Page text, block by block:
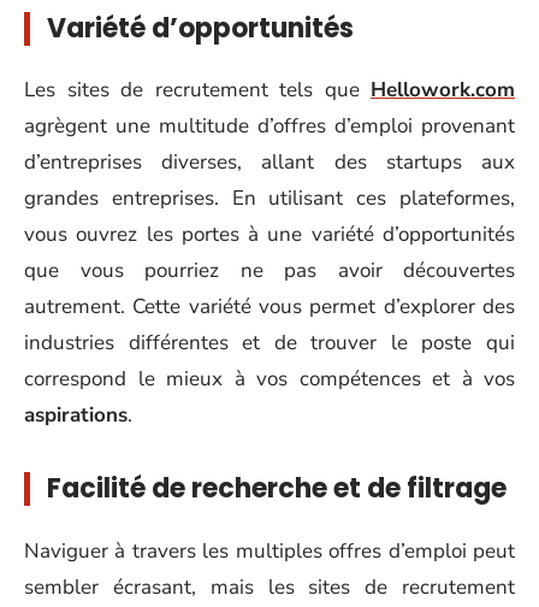
Variété d’opportunités
Les sites de recrutement tels que Hellowork.com
agrègent une multitude d’offres d’emploi provenant
d’entreprises diverses, allant des startups aux
grandes entreprises. En utilisant ces plateformes,
vous ouvrez les portes à une variété d’opportunités
que vous pourriez ne pas avoir découvertes
autrement. Cette variété vous permet d’explorer des
industries différentes et de trouver le poste qui
correspond le mieux à vos compétences et à vos
aspirations.
Facilité de recherche et de filtrage
Naviguer à travers les multiples offres d’emploi peut
sembler écrasant, mais les sites de recrutement